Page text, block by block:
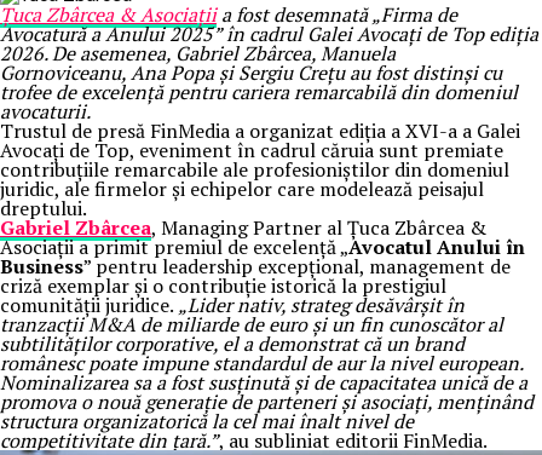
Țuca Zbârcea & Asociațiia fost desemnată „Firma de
Avocatură a Anului 2025” în cadrul Galei Avocați de Top ediția
2026. De asemenea, Gabriel Zbârcea, Manuela
Gornoviceanu, Ana Popa și Sergiu Crețu au fost distinși cu
trofee de excelență pentru cariera remarcabilă din domeniul
avocaturii.
Trustul de presă FinMedia a organizat ediția a XVI-a a Galei
Avocați de Top, eveniment în cadrul căruia sunt premiate
contribuțiile remarcabile ale profesioniștilor din domeniul
juridic, ale firmelor și echipelor care modelează peisajul
dreptului.
Gabriel Zbârcea, Managing Partner al Țuca Zbârcea &
Asociații a primit premiul de excelență „Avocatul Anului în
Business” pentru leadership excepțional, management de
criză exemplar și o contribuție istorică la prestigiul
comunității juridice. „Lider nativ, strateg desăvârșit în
tranzacții M&A de miliarde de euro și un fin cunoscător al
subtilităților corporative, el a demonstrat că un brand
românesc poate impune standardul de aur la nivel european.
Nominalizarea sa a fost susținută și de capacitatea unică de a
promova o nouă generație de parteneri și asociați, menținând
structura organizatorică la cel mai înalt nivel de
competitivitate din țară.”, au subliniat editorii FinMedia.